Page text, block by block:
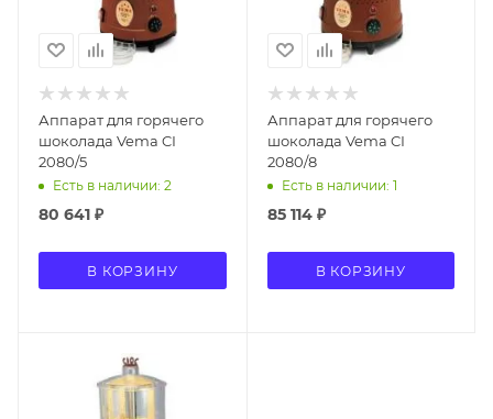
Аппарат для горячего
шоколада Vema CI
2080/5
Есть в наличии: 2
80 641 ₽
В КОРЗИНУ
Аппарат для горячего
шоколада Vema CI
2080/8
Есть в наличии: 1
85 114₽
В КОРЗИНУ